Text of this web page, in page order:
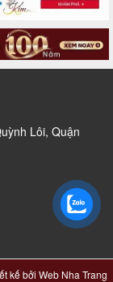
Lôi, Quận
kế bởi Web Nha Trang